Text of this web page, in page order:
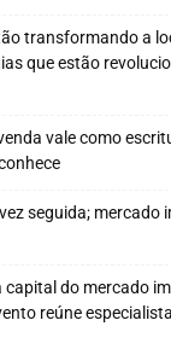
transformando a
que estão
vale como
seguida; mercado
capital do mercado
reúne